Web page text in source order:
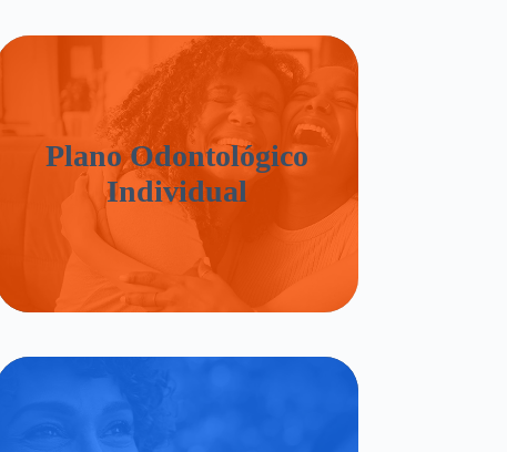
Plano Odontológico
Individual